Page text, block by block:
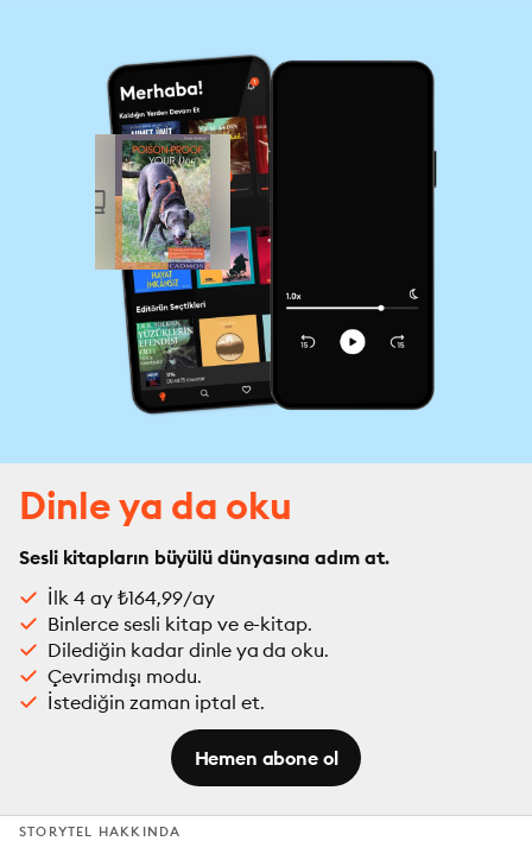
Dinle ya da oku
Sesli kitapların büyülü dünyasına adım at.
İlk 4 ay ₺164,99/ay
Binlerce sesli kitap ve e-kitap.
Dilediğin kadar dinle ya da oku.
Çevrimdışı modu.
İstediğin zaman iptal et.
Hemen abone ol
STORYTEL HAKKINDA